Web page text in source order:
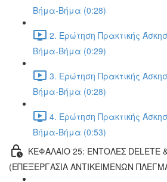
Βήμα-Βήμα (0:28)
2. Ερώτηση Πρακτικής
Βήμα-Βήμα (0:29)
3. Ερώτηση Πρακτικής
Βήμα-Βήμα (0:28)
4. Ερώτηση Πρακτικής
Βήμα-Βήμα (0:53)
ΚΕΦΑΛΑΙΟ 25: ΕΝΤΟΛΕΣ DELETE
(ΕΠΕΞΕΡΓΑΣΙΑ ΑΝΤΙΚΕΙΜΕΝΩΝ